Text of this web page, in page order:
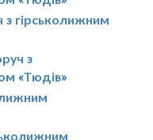
з гірськолижним
з
«Тюдів»